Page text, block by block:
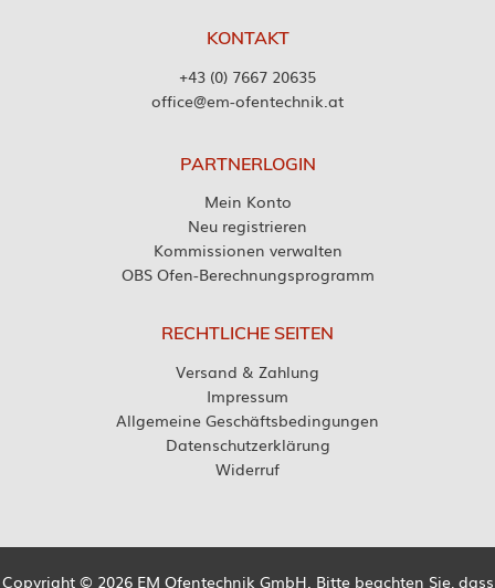
KONTAKT
+43 (0) 7667 20635
office@em-ofentechnik.at
PARTNERLOGIN
Mein Konto
Neu registrieren
Kommissionen verwalten
OBS Ofen-Berechnungsprogramm
RECHTLICHE SEITEN
Versand & Zahlung
Impressum
Allgemeine Geschäftsbedingungen
Datenschutzerklärung
Widerruf
Copyright © 2026 EM Ofentechnik GmbH. Bitte beachten Sie, dass